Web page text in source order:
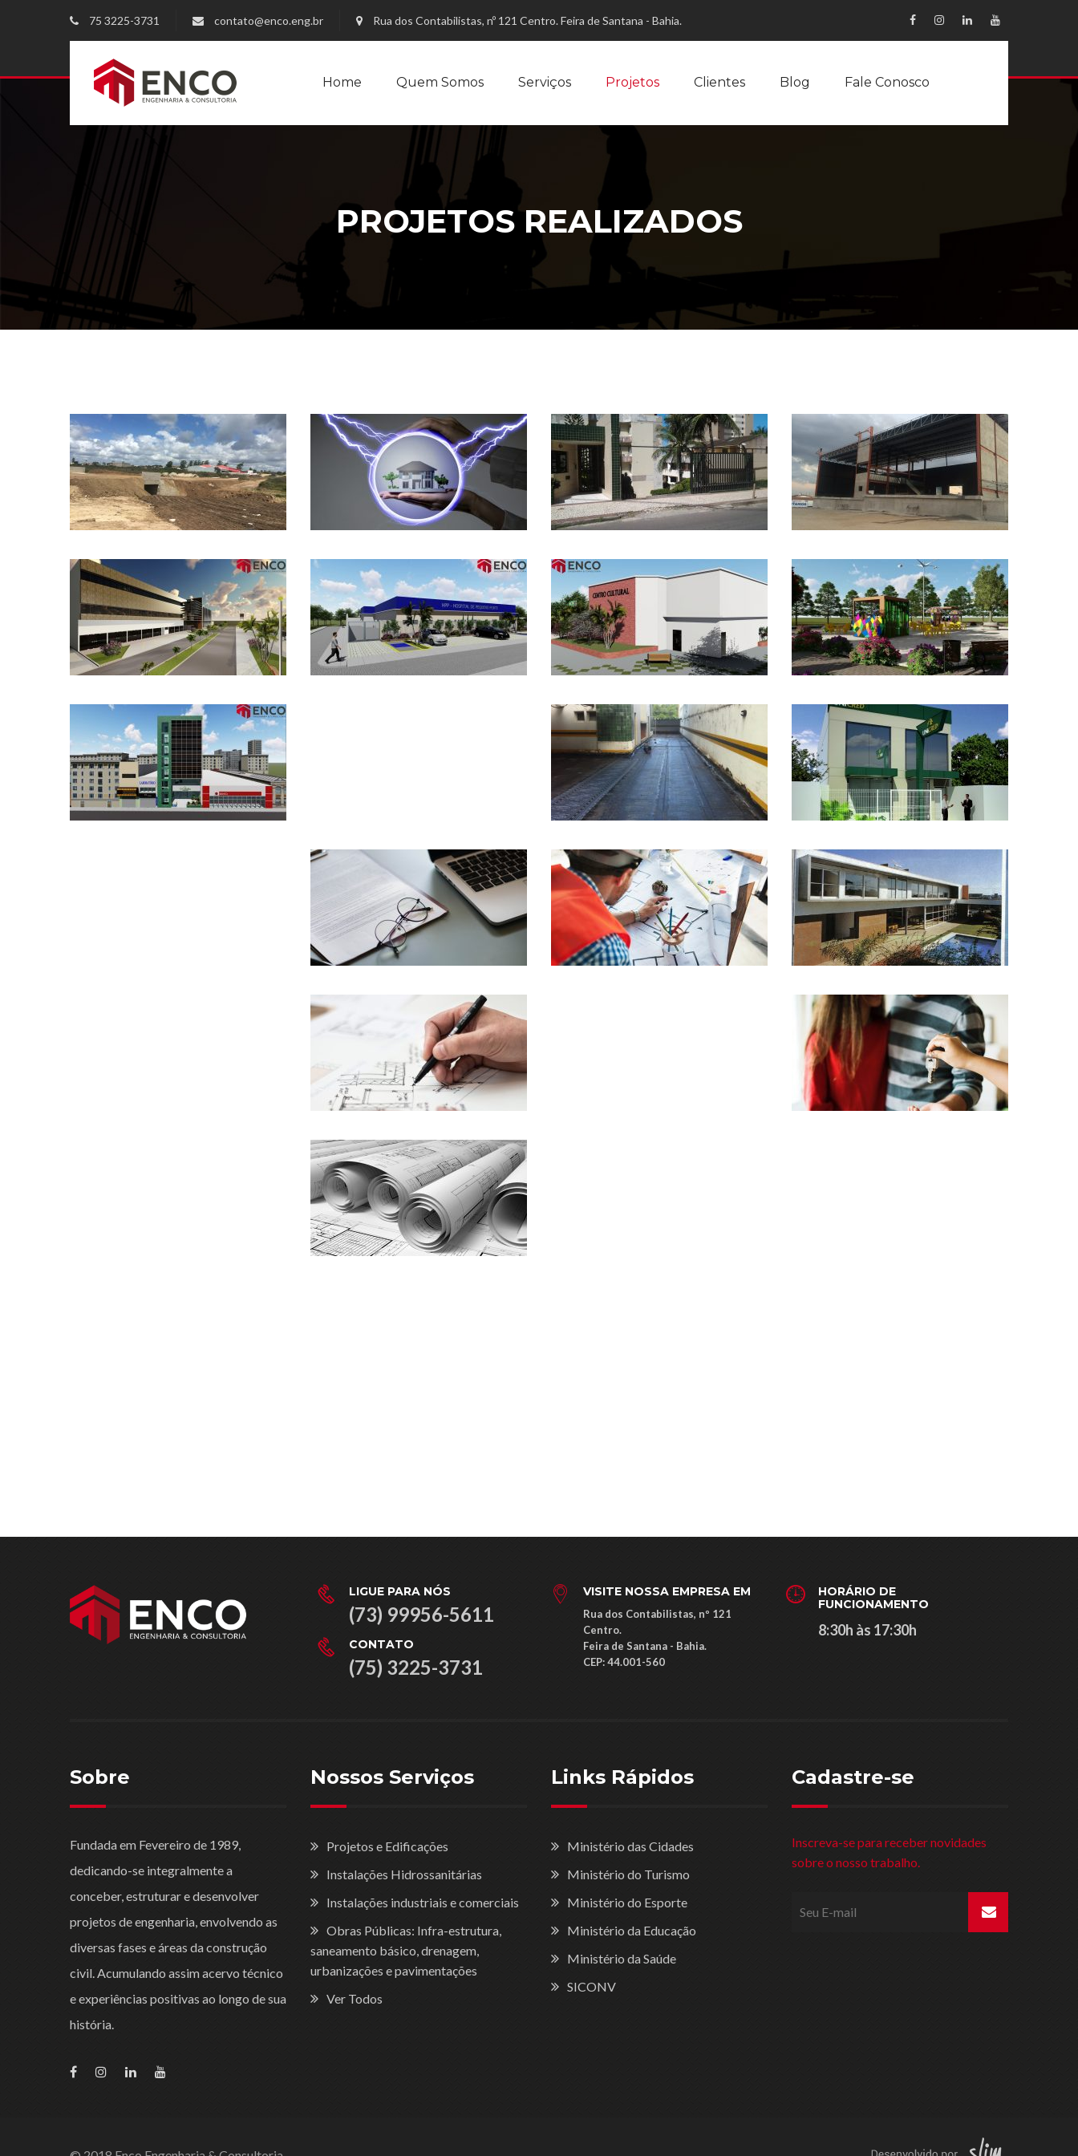
75 3225-3731 contato@enco.eng.br Rua dos Contabilistas, nº 121 Centro. Feira de Santana - Bahia.
Home Quem Somos Serviços Projetos Clientes Blog Fale Conosco
PROJETOS REALIZADOS
LIGUE PARA NÓS
(73) 99956-5611
CONTATO
(75) 3225-3731
VISITE NOSSA EMPRESA EM
Rua dos Contabilistas, nº 121
Centro.
Feira de Santana - Bahia.
CEP: ​44.001-560
HORÁRIO DE
FUNCIONAMENTO
8:30h às 17:30h
Sobre
Fundada em Fevereiro de 1989,
dedicando-se integralmente a
conceber, estruturar e desenvolver
projetos de engenharia, envolvendo as
diversas fases e áreas da construção
civil. Acumulando assim acervo técnico
e experiências positivas ao longo de sua
história.
Nossos Serviços
Projetos e Edificações
Instalações Hidrossanitárias
Instalações industriais e comerciais
Obras Públicas: Infra-estrutura,
saneamento básico, drenagem,
urbanizações e pavimentações
Ver Todos
Links Rápidos
Ministério das Cidades
Ministério do Turismo
Ministério do Esporte
Ministério da Educação
Ministério da Saúde
SICONV
Cadastre-se
Inscreva-se para receber novidades
sobre o nosso trabalho.